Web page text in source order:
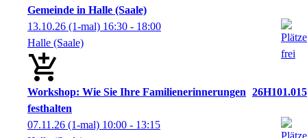
Gemeinde in Halle (Saale)
13.10.26 (1-mal) 16:30 - 18:00
Halle (Saale)
Workshop: Wie Sie Ihre Familienerinnerungen
festhalten
26H101.015
07.11.26 (1-mal) 10:00 - 13:15